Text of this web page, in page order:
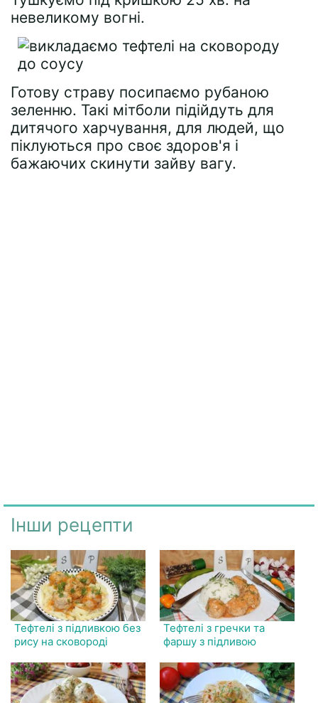
невеликому вогні.
Готову страву посипаємо рубаною
зеленню. Такі мітболи підійдуть для
дитячого харчування, для людей, що
піклуються про своє здоров'я і
бажаючих скинути зайву вагу.
Інши рецепти
Тефтелі з підливкою без
рису на сковороді
Тефтелі з гречки та
фаршу з підливою